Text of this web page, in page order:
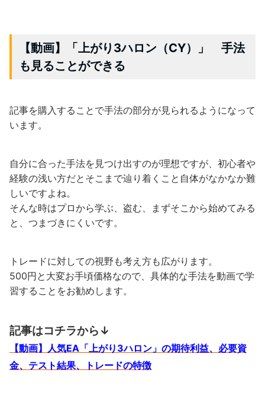
【動画】「上がり3ハロン（CY）」 手法
も見ることができる
記事を購入することで手法の部分が見られるようになって
います。
自分に合った手法を見つけ出すのが理想ですが、初心者や
経験の浅い方だとそこまで辿り着くこと自体がなかなか難
しいですよね。
そんな時はプロから学ぶ、盗む、まずそこから始めてみる
と、つまづきにくいです。
トレードに対しての視野も考え方も広がります。
500円と大変お手頃価格なので、具体的な手法を動画で学
習することをお勧めします。
記事はコチラから↓
【動画】人気EA「上がり3ハロン」の期待利益、必要資
金、テスト結果、トレードの特徴